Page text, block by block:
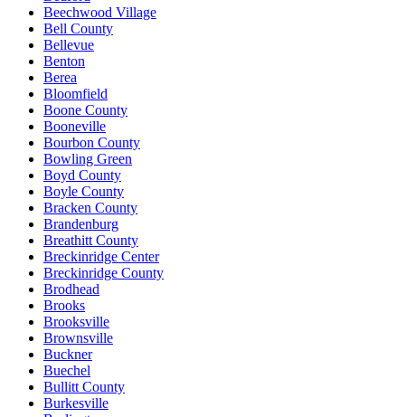
Beechwood Village
Bell County
Bellevue
Benton
Berea
Bloomfield
Boone County
Booneville
Bourbon County
Bowling Green
Boyd County
Boyle County
Bracken County
Brandenburg
Breathitt County
Breckinridge Center
Breckinridge County
Brodhead
Brooks
Brooksville
Brownsville
Buckner
Buechel
Bullitt County
Burkesville